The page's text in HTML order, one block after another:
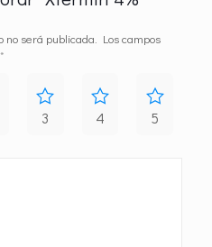
no será publicada.
Los campos
*
3 4 5